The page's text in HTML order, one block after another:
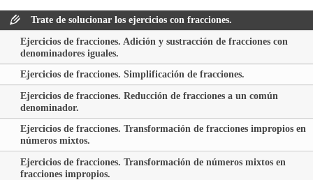
Trate de solucionar los ejercicios con fracciones.
Ejercicios de fracciones. Adición y sustracción de fracciones con
denominadores iguales.
Ejercicios de fracciones. Simplificación de fracciones.
Ejercicios de fracciones. Reducción de fracciones a un común
denominador.
Ejercicios de fracciones. Transformación de fracciones impropios en
números mixtos.
Ejercicios de fracciones. Transformación de números mixtos en
fracciones impropios.